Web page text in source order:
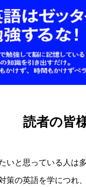
読者の皆
いと思っている人は
策の英語を学につれ